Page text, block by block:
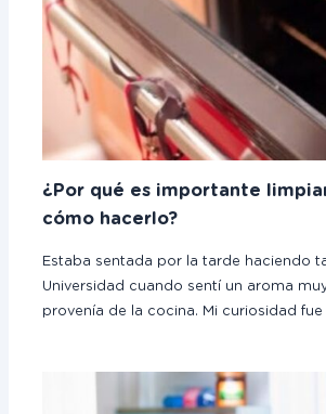
¿Por qué es importante
cómo hacerlo?
Estaba sentada por la tarde haciendo
Universidad cuando sentí un aroma
provenía de la cocina. Mi curiosidad fue